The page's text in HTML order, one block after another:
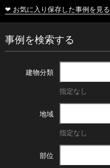
❤ お気に入り保存した事例を見る
事例を検索する
建物分類
指定なし
地域
指定なし
部位